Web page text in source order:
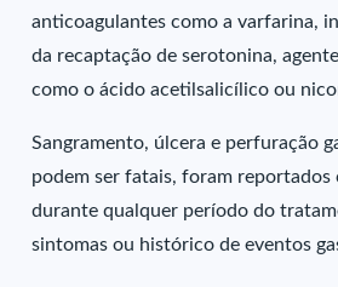
anticoagulantes como a varfarina,
da recaptação de serotonina,
como o ácido acetilsalicílico ou
Sangramento, úlcera e perfuração
podem ser fatais, foram reportados
durante qualquer período do
sintomas ou histórico de eventos